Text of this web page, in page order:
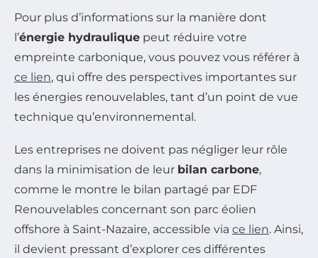
Pour plus d’informations sur la manière dont
l’énergie hydraulique peut réduire votre
empreinte carbonique, vous pouvez vous référer à
ce lien, qui offre des perspectives importantes sur
les énergies renouvelables, tant d’un point de vue
technique qu’environnemental.
Les entreprises ne doivent pas négliger leur rôle
dans la minimisation de leur bilan carbone,
comme le montre le bilan partagé par EDF
Renouvelables concernant son parc éolien
offshore à Saint-Nazaire, accessible via ce lien. Ainsi,
il devient pressant d’explorer ces différentes